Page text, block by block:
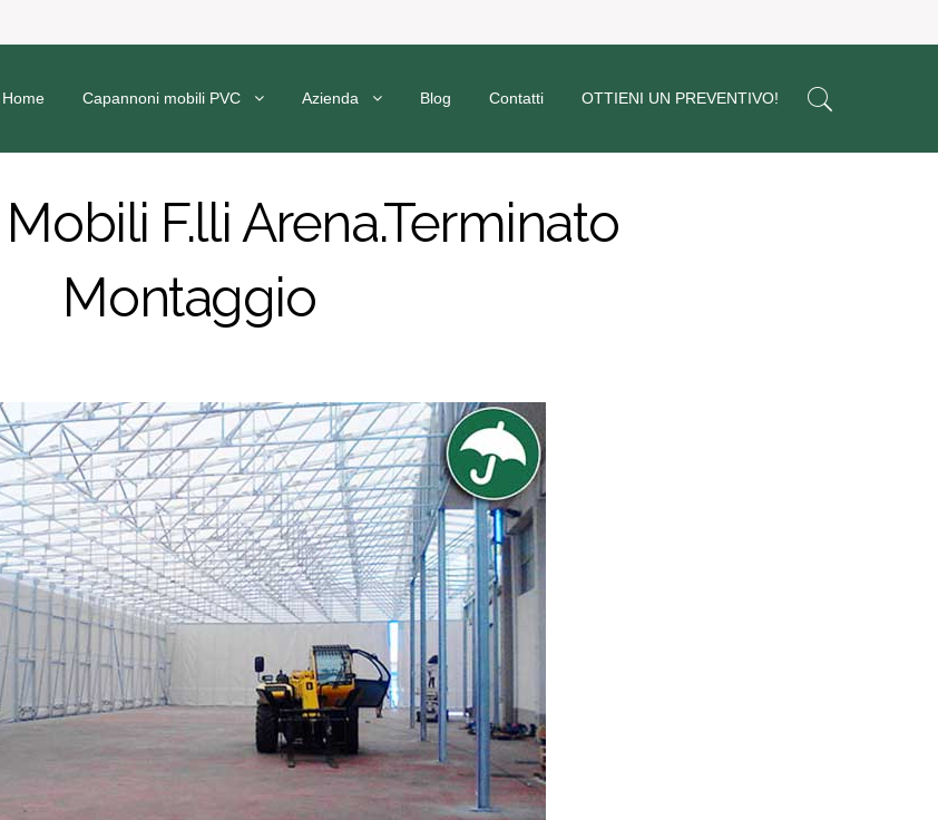
Home Capannoni mobili PVC Azienda Blog Contatti OTTIENI UN PREVENTIVO!
F.lli Arena.Terminato
Montaggio